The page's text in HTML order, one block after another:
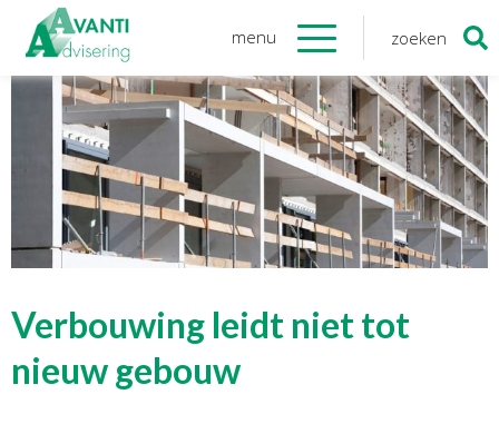
menu zoeken
Organisatie
Onze medewerkers
NOAB gecertificeerd
Algemene verordening
gegevensbescherming
Sponsoring
Onze diensten
Zoeken
naar:
Verbouwing leidt niet tot
nieuw gebouw